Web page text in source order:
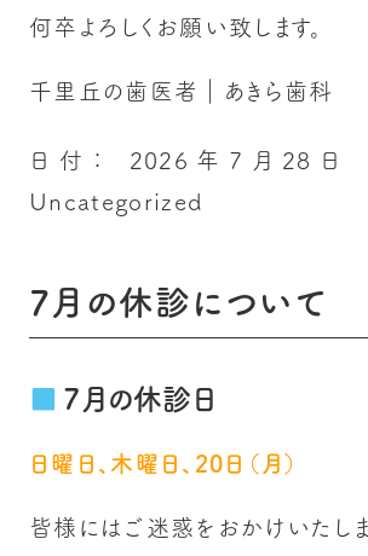
何卒よろしくお願い致します。
千里丘の歯医者｜あきら歯科
日付： 2026年7月28日
Uncategorized
7月の休診について
7月の休診日
日曜日、木曜日、20日（月）
皆様にはご迷惑をおかけいたしま